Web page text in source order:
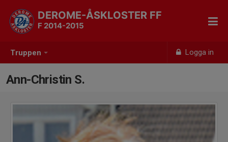
Truppen Logga in
DEROME-ÅSKLOSTER FF
F 2014-2015
Ann-Christin S.